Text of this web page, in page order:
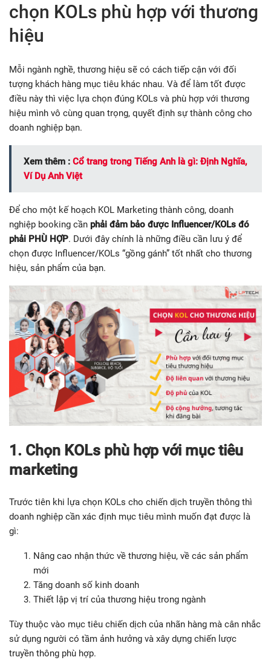
chọn KOLs phù hợp với thương
hiệu
Mỗi ngành nghề, thương hiệu sẽ có cách tiếp cận với đối
tượng khách hàng mục tiêu khác nhau. Và để làm tốt được
điều này thì việc lựa chọn đúng KOLs và phù hợp với thương
hiệu mình vô cùng quan trọng, quyết định sự thành công cho
doanh nghiệp bạn.
Xem thêm : Cổ trang trong Tiếng Anh là gì: Định Nghĩa,
Ví Dụ Anh Việt
Để cho một kế hoạch KOL Marketing thành công, doanh
nghiệp booking cần phải đảm bảo được Influencer/KOLs đó
phải PHÙ HỢP. Dưới đây chính là những điều cần lưu ý để
chọn được Influencer/KOLs “gồng gánh” tốt nhất cho thương
hiệu, sản phẩm của bạn.
1. Chọn KOLs phù hợp với mục tiêu
marketing
Trước tiên khi lựa chọn KOLs cho chiến dịch truyền thông thì
doanh nghiệp cần xác định mục tiêu mình muốn đạt được là
gì:
Nâng cao nhận thức về thương hiệu, về các sản phẩm
mới
Tăng doanh số kinh doanh
Thiết lập vị trí của thương hiệu trong ngành
Tùy thuộc vào mục tiêu chiến dịch của nhãn hàng mà cân nhắc
sử dụng người có tầm ảnh hưởng và xây dựng chiến lược
truyền thông phù hợp.